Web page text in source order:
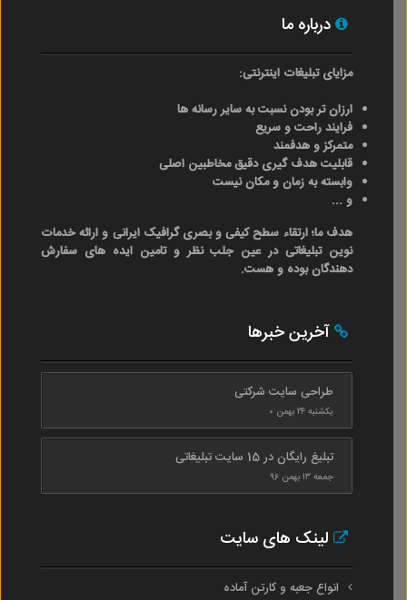
درباره ما
مزایای تبلیغات اینترنتی:
ارزان تر بودن نسبت به سایر رسانه ها
فرایند راحت و سریع
متمرکز و هدفمند
قابلیت هدف گیری دقیق مخاطبین اصلی
وابسته به زمان و مکان نیست
و ...
هدف ما؛ ارتقاء سطح کیفی و بصری گرافیک ایرانی و ارائه خدمات
نوین تبلیغاتی در عین جلب نظر و تامین ایده های سفارش
دهندگان بوده و هست.
آخرین خبرها
طراحی سایت شرکتی
یکشنبه ۲۴ بهمن ۰
تبلیغ رایگان در 15 سایت تبلیغاتی
جمعه ۱۳ بهمن ۹۶
لینک های سایت
انواع جعبه و کارتن آماده